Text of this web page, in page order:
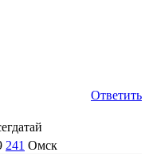
Ответить
241 Омск